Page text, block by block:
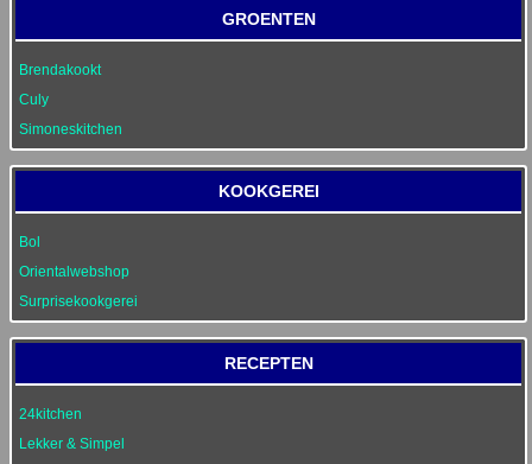
GROENTEN
Brendakookt
Culy
Simoneskitchen
KOOKGEREI
Bol
Orientalwebshop
Surprisekookgerei
RECEPTEN
24kitchen
Lekker & Simpel